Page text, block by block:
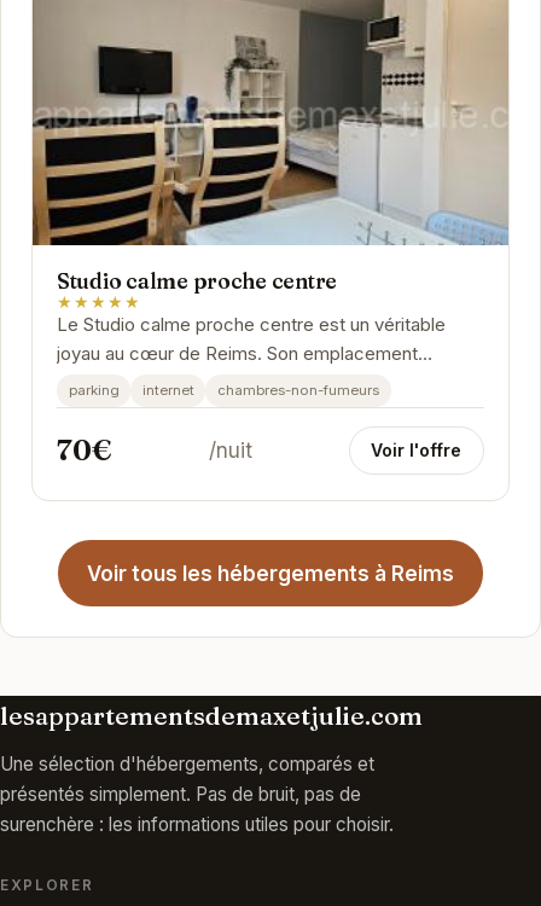
Studio calme proche centre
★★★★★
Le Studio calme proche centre est un véritable
joyau au cœur de Reims. Son emplacement
privilégié, à proximité des commerces et des
sites...
parking internet chambres-non-fumeurs
70€ /nuit Voir l'offre
Voir tous les hébergements à Reims
lesappartementsdemaxetjulie.com
Une sélection d'hébergements, comparés et
présentés simplement. Pas de bruit, pas de
surenchère : les informations utiles pour choisir.
EXPLORER